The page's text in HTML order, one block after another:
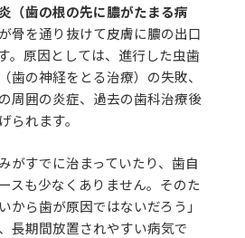
（歯の根の先に膿がたまる病
が骨を通り抜けて皮膚に膿の出口
。原因としては、進行した虫歯
歯の神経をとる治療）の失敗、
周囲の炎症、過去の歯科治療後
られます。
がすでに治まっていたり、歯自
スも少なくありません。そのた
から歯が原因ではないだろう」
長期間放置されやすい病気で